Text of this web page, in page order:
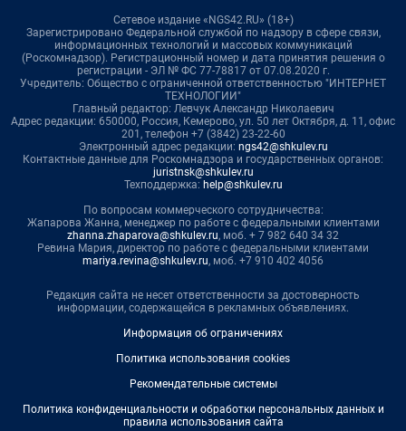
Сетевое издание «NGS42.RU» (18+)
Зарегистрировано Федеральной службой по надзору в сфере связи,
информационных технологий и массовых коммуникаций
(Роскомнадзор). Регистрационный номер и дата принятия решения о
регистрации - ЭЛ № ФС 77-78817 от 07.08.2020 г.
Учредитель: Общество с ограниченной ответственностью "ИНТЕРНЕТ
ТЕХНОЛОГИИ"
Главный редактор: Левчук Александр Николаевич
Адрес редакции: 650000, Россия, Кемерово, ул. 50 лет Октября, д. 11, офис
201, телефон +7 (3842) 23-22-60
Электронный адрес редакции: ngs42@shkulev.ru
Контактные данные для Роскомнадзора и государственных органов:
juristnsk@shkulev.ru
Техподдержка: help@shkulev.ru
По вопросам коммерческого сотрудничества:
Жапарова Жанна, менеджер по работе с федеральными клиентами
zhanna.zhaparova@shkulev.ru, моб. + 7 982 640 34 32
Ревина Мария, директор по работе с федеральными клиентами
mariya.revina@shkulev.ru, моб. +7 910 402 4056
Редакция сайта не несет ответственности за достоверность
информации, содержащейся в рекламных объявлениях.
Информация об ограничениях
Политика использования cookies
Рекомендательные системы
Политика конфиденциальности и обработки персональных данных и
правила использования сайта